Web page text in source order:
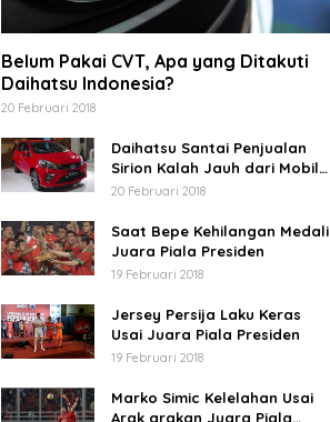
Belum Pakai CVT, Apa yang Ditakuti
Daihatsu Indonesia?
20 Februari 2018
Daihatsu Santai Penjualan
Sirion Kalah Jauh dari Mobil
LCGC
20 Februari 2018
Saat Bepe Kehilangan Medali
Juara Piala Presiden
19 Februari 2018
Jersey Persija Laku Keras
Usai Juara Piala Presiden
19 Februari 2018
Marko Simic Kelelahan Usai
Arak arakan Juara Piala